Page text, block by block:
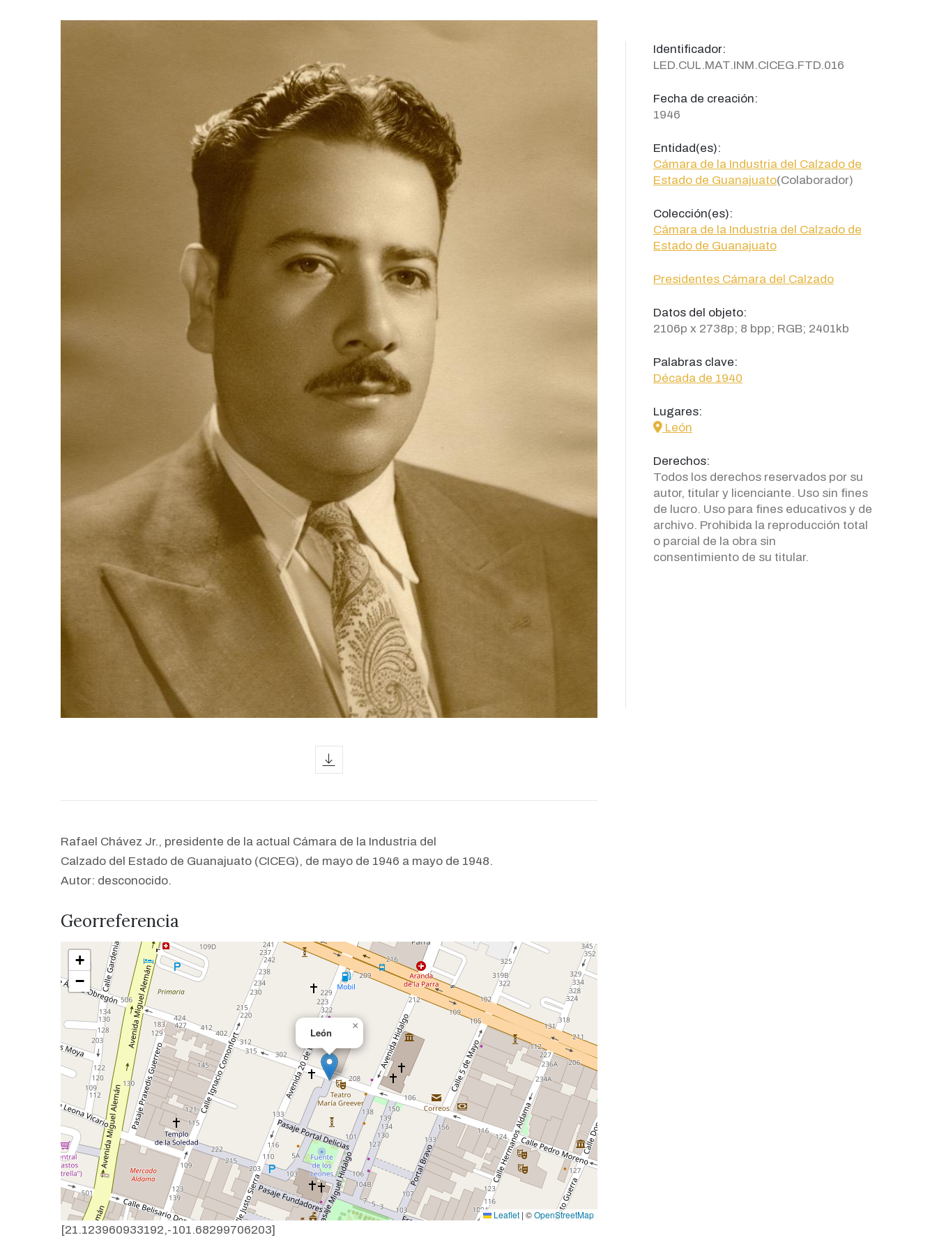
Rafael Chávez Jr., presidente de la actual Cámara de la Industria del
Calzado del Estado de Guanajuato (CICEG), de mayo de 1946 a mayo de 1948.
Autor: desconocido.
Georreferencia
León
×
+
−
Leaflet | ©OpenStreetMap
[21.123960933192,-101.68299706203]
Identificador:
LED.CUL.MAT.INM.CICEG.FTD.016
Fecha de creación:
1946
Entidad(es):
Cámara de la Industria del Calzado de
Estado de Guanajuato(Colaborador)
Colección(es):
Cámara de la Industria del Calzado de
Estado de Guanajuato
Presidentes Cámara del Calzado
Datos del objeto:
2106p x 2738p; 8 bpp; RGB; 2401kb
Palabras clave:
Década de 1940
Lugares:
icon
León
Derechos:
Todos los derechos reservados por su
autor, titular y licenciante. Uso sin fines
de lucro. Uso para fines educativos y de
archivo. Prohibida la reproducción total
o parcial de la obra sin
consentimiento de su titular.